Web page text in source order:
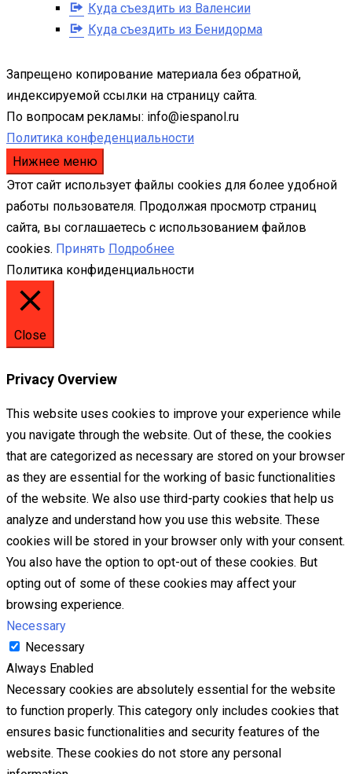
Куда съездить из Валенсии
Куда съездить из Бенидорма
Запрещено копирование материала без обратной,
индексируемой ссылки на страницу сайта.
По вопросам рекламы: info@iespanol.ru
Политика конфеденциальности
Нижнее меню
Этот сайт использует файлы cookies для более удобной
работы пользователя. Продолжая просмотр страниц
сайта, вы соглашаетесь с использованием файлов
cookies. Принять Подробнее
Политика конфиденциальности
Close
Privacy Overview
This website uses cookies to improve your experience while
you navigate through the website. Out of these, the cookies
that are categorized as necessary are stored on your browser
as they are essential for the working of basic functionalities
of the website. We also use third-party cookies that help us
analyze and understand how you use this website. These
cookies will be stored in your browser only with your consent.
You also have the option to opt-out of these cookies. But
opting out of some of these cookies may affect your
browsing experience.
Necessary
Necessary
Always Enabled
Necessary cookies are absolutely essential for the website
to function properly. This category only includes cookies that
ensures basic functionalities and security features of the
website. These cookies do not store any personal